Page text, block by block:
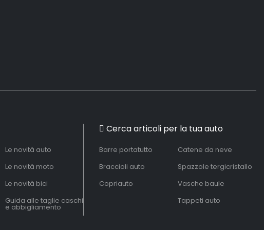
Le novità auto
Le novità moto
Le novità bici
Guida alle taglie caschi
e abbigliamento
Cerca articoli per la tua auto
Barre portatutto
Braccioli auto
Copriauto
Catene da neve
Spazzole tergicristallo
Vasche baule
Tappeti auto